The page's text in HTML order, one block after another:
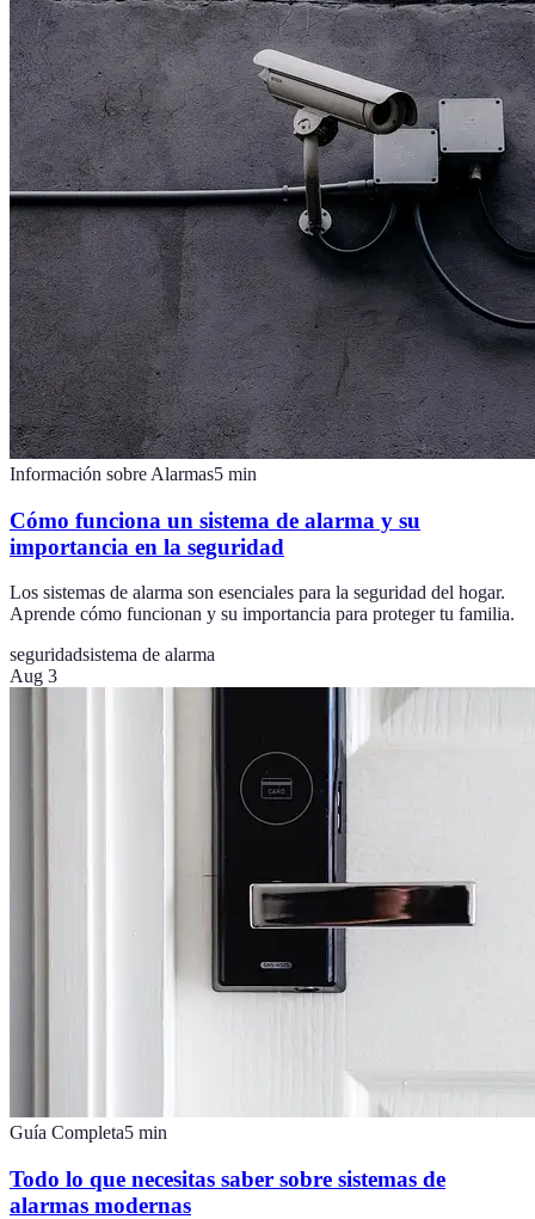
Información sobre Alarmas5 min
Cómo funciona un sistema de alarma y su
importancia en la seguridad
Los sistemas de alarma son esenciales para la seguridad del hogar.
Aprende cómo funcionan y su importancia para proteger tu familia.
seguridadsistema de alarma
Aug 3
Guía Completa5 min
Todo lo que necesitas saber sobre sistemas de
alarmas modernas